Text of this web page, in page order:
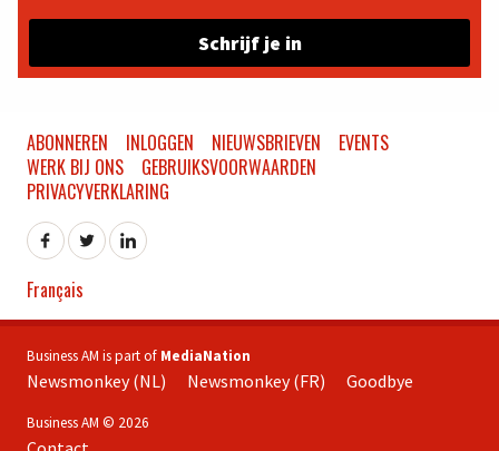
Schrijf je in
ABONNEREN INLOGGEN NIEUWSBRIEVEN
EVENTS
WERK BIJ ONS
GEBRUIKSVOORWAARDEN
PRIVACYVERKLARING
Français
Business AM is part of MediaNation
Newsmonkey (NL) Newsmonkey (FR) Goodbye
Business AM © 2026